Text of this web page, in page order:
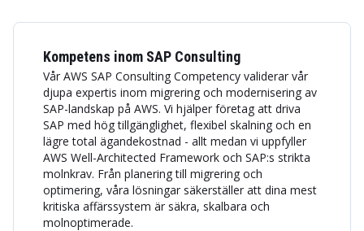
Kompetens inom SAP Consulting
Vår AWS SAP Consulting Competency validerar vår
djupa expertis inom migrering och modernisering av
SAP-landskap på AWS. Vi hjälper företag att driva
SAP med hög tillgänglighet, flexibel skalning och en
lägre total ägandekostnad - allt medan vi uppfyller
AWS Well-Architected Framework och SAP:s strikta
molnkrav. Från planering till migrering och
optimering, våra lösningar säkerställer att dina mest
kritiska affärssystem är säkra, skalbara och
molnoptimerade.